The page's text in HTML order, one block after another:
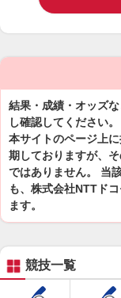
結果・成績・オッズ
し確認してください。
本サイトのページ上
期しておりますが、
ではありません。 当
も、株式会社NTTド
ます。
競技一覧